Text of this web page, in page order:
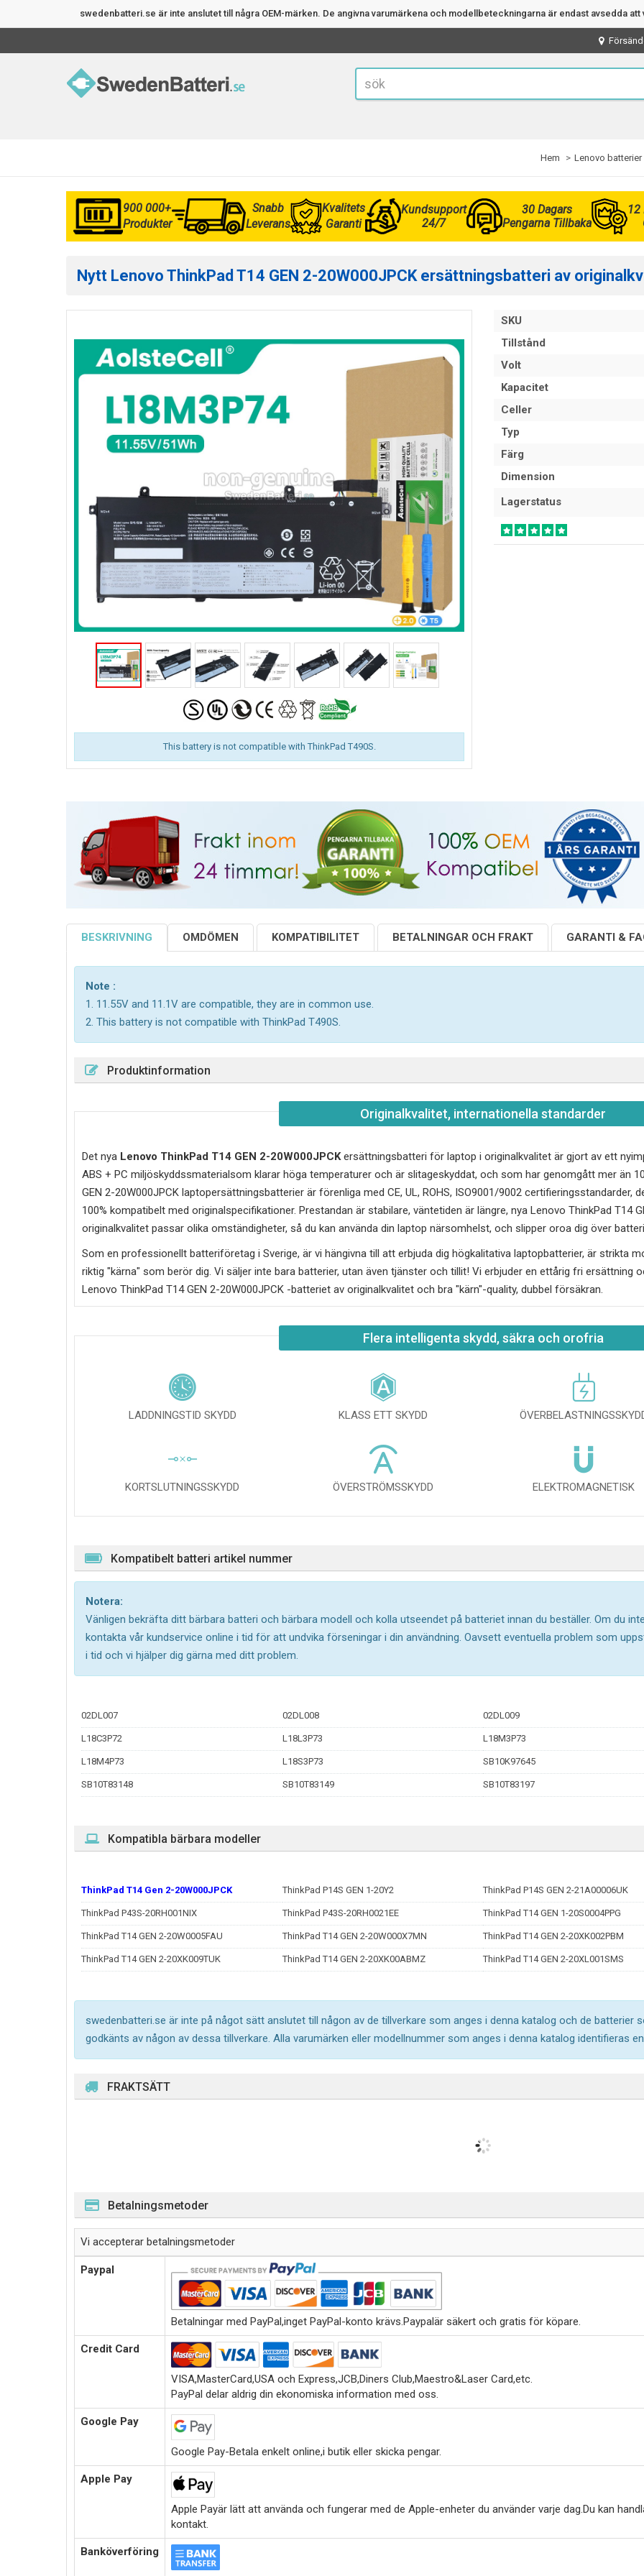
swedenbatteri.se är inte anslutet till några OEM-märken. De angivna varumärkena och modellbeteckningarna är endast avsedda
Hem Lenovo batterier
900 000+
Produkter
Snabb
Leverans
Kvalitets
Garanti
Kundsupport
24/7
30 Dagars
Pengarna Tillbaka
12
Nytt Lenovo ThinkPad T14 GEN 2-20W000JPCK ersättningsbatteri av
This battery is not compatible with ThinkPad T490S.
SKU
Tillstånd
Volt
Kapacitet
Celler
Typ
Färg
Dimension
Lagerstatus
BESKRIVNING OMDÖMEN KOMPATIBILITET BETALNINGAR OCH FRAKT GARANTI &
Note :
1. 11.55V and 11.1V are compatible, they are in common use.
2. This battery is not compatible with ThinkPad T490S.
Produktinformation
Originalkvalitet, internationella standarder
Det nya Lenovo ThinkPad T14 GEN 2-20W000JPCKersättningsbatteri för laptop i originalkvalitet är gjort av ett
ABS + PC miljöskyddssmaterialsom klarar höga temperaturer och är slitageskyddat, och som har genomgått mer än
GEN 2-20W000JPCK laptopersättningsbatterier är förenliga med CE, UL, ROHS, ISO9001/9002 certifieringsstandarder,
100% kompatibelt med originalspecifikationer. Prestandan är stabilare, väntetiden är längre, nya Lenovo ThinkPad T14
originalkvalitet passar olika omständigheter, så du kan använda din laptop närsomhelst, och slipper oroa dig över
Som en professionellt batteriföretag i Sverige, är vi hängivna till att erbjuda dig högkalitativa laptopbatterier, är strikta
riktig "kärna" som berör dig. Vi säljer inte bara batterier, utan även tjänster och tillit! Vi erbjuder en ettårig fri ersättning
Lenovo ThinkPad T14 GEN 2-20W000JPCK -batteriet av originalkvalitet och bra "kärn"-quality, dubbel försäkran.
Flera intelligenta skydd, säkra och orofria
LADDNINGSTID SKYDD KLASS ETT SKYDD
KORTSLUTNINGSSKYDD ÖVERSTRÖMSSKYDD ELEKTROMAGNETISK
Kompatibelt batteri artikel nummer
Notera:
Vänligen bekräfta ditt bärbara batteri och bärbara modell och kolla utseendet på batteriet innan du beställer. Om du
kontakta vår kundservice online i tid för att undvika förseningar i din användning. Oavsett eventuella problem som
i tid och vi hjälper dig gärna med ditt problem.
02DL007 02DL008 02DL009
L18C3P72 L18L3P73 L18M3P73
L18M4P73 L18S3P73 SB10K97645
SB10T83148 SB10T83149 SB10T83197
Kompatibla bärbara modeller
ThinkPad T14 Gen 2-20W000JPCK ThinkPad P14S GEN 1-20Y2 ThinkPad P14S GEN 2-21A00006UK
ThinkPad P43S-20RH001NIX ThinkPad P43S-20RH0021EE ThinkPad T14 GEN 1-20S0004PPG
ThinkPad T14 GEN 2-20W0005FAU ThinkPad T14 GEN 2-20W000X7MN ThinkPad T14 GEN 2-20XK002PBM
ThinkPad T14 GEN 2-20XK009TUK ThinkPad T14 GEN 2-20XK00ABMZ ThinkPad T14 GEN 2-20XL001SMS
swedenbatteri.se är inte på något sätt anslutet till någon av de tillverkare som anges i denna katalog och de batterier
godkänts av någon av dessa tillverkare. Alla varumärken eller modellnummer som anges i denna katalog identifieras
FRAKTSÄTT
Betalningsmetoder
Vi accepterar betalningsmetoder
Paypal
Betalningar med PayPal,inget PayPal-konto krävs.Paypalär säkert och gratis för köpare.
Credit Card
VISA,MasterCard,USA och Express,JCB,Diners Club,Maestro&Laser Card,etc.
PayPal delar aldrig din ekonomiska information med oss.
Google Pay
Google Pay-Betala enkelt online,i butik eller skicka pengar.
Apple Pay
Apple Payär lätt att använda och fungerar med de Apple-enheter du använder varje dag.Du kan
kontakt.
Banköverföring